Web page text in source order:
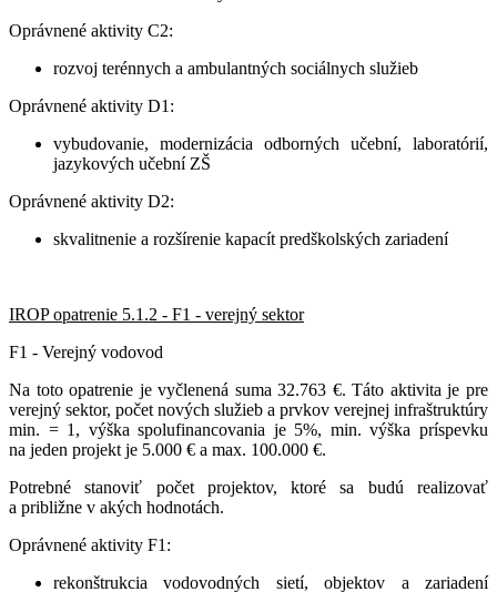
Oprávnené aktivity C2:
rozvoj terénnych a ambulantných sociálnych služieb
Oprávnené aktivity D1:
vybudovanie, modernizácia odborných učební, laboratórií,
jazykových učební ZŠ
Oprávnené aktivity D2:
skvalitnenie a rozšírenie kapacít predškolských zariadení
IROP opatrenie 5.1.2 - F1 - verejný sektor
F1 - Verejný vodovod
Na toto opatrenie je vyčlenená suma 32.763 €. Táto aktivita je pre
verejný sektor, počet nových služieb a prvkov verejnej infraštruktúry
min. = 1, výška spolufinancovania je 5%, min. výška príspevku
na jeden projekt je 5.000 € a max. 100.000 €.
Potrebné stanoviť počet projektov, ktoré sa budú realizovať
a približne v akých hodnotách.
Oprávnené aktivity F1:
rekonštrukcia vodovodných sietí, objektov a zariadení